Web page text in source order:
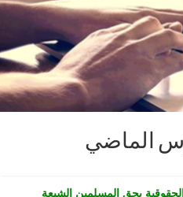
الماضي
بحق المسلمين الشيعة